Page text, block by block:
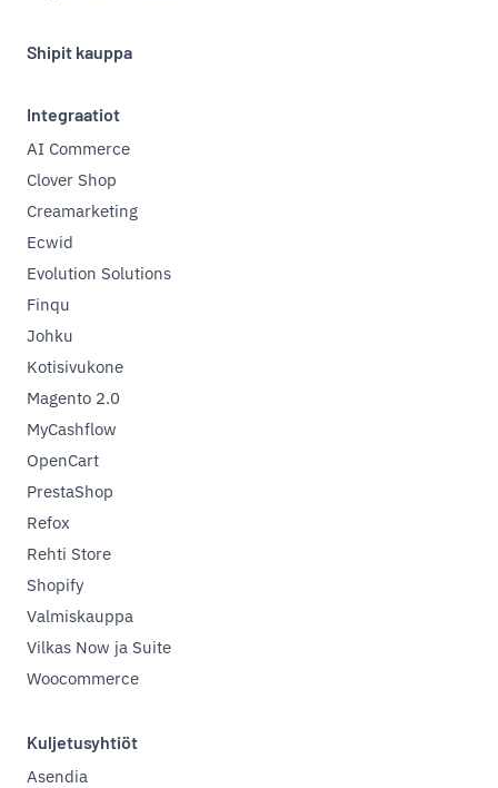
Shipit kauppa
Integraatiot
AI Commerce
Clover Shop
Creamarketing
Ecwid
Evolution Solutions
Finqu
Johku
Kotisivukone
Magento 2.0
MyCashflow
OpenCart
PrestaShop
Refox
Rehti Store
Shopify
Valmiskauppa
Vilkas Now ja Suite
Woocommerce
Kuljetusyhtiöt
Asendia